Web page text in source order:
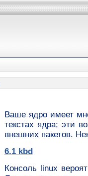
Ваше ядро имеет
текстах ядра; эти
внешних пакетов.
6.1 kbd
Консоль linux